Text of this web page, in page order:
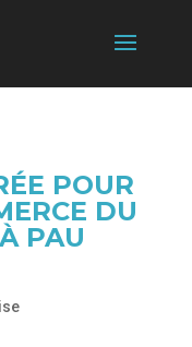
POUR
DU
PAU